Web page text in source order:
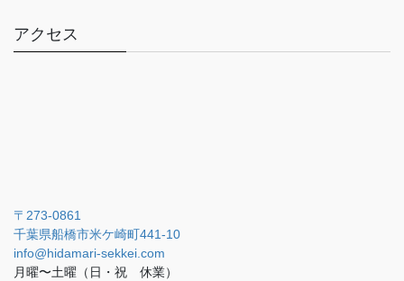
アクセス
〒273-0861
千葉県船橋市米ケ崎町441-10
info@hidamari-sekkei.com
月曜〜土曜（日・祝 休業）